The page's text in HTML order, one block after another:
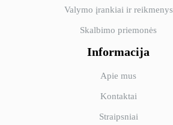
Valymo įrankiai ir reikmenys
Skalbimo priemonės
Informacija
Apie mus
Kontaktai
Straipsniai